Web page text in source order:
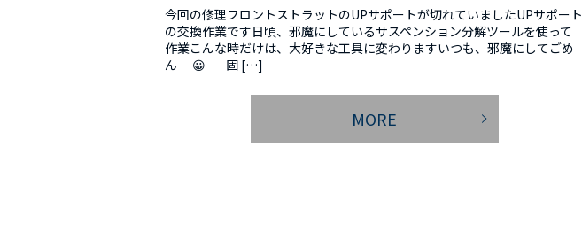
今回の修理フロントストラットのUPサポートが切れていましたUPサポート
の交換作業です日頃、邪魔にしているサスペンション分解ツールを使って
作業こんな時だけは、大好きな工具に変わりますいつも、邪魔にしてごめ
ん 😀 固 […]
MORE